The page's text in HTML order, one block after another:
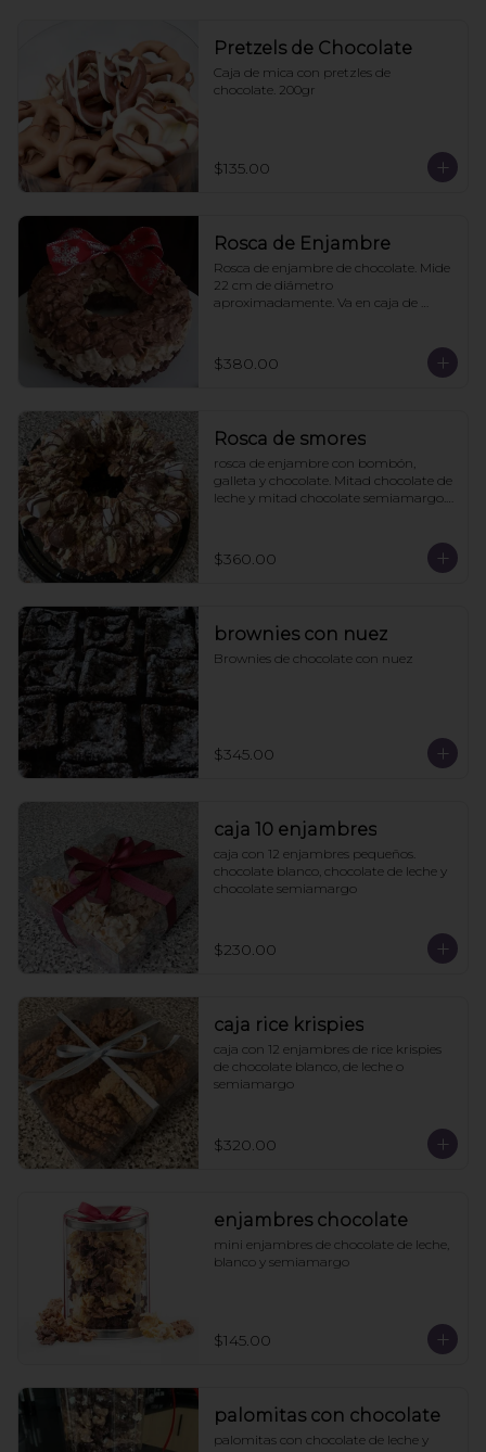
Pretzels de Chocolate
Caja de mica con pretzles de
chocolate. 200gr
$135.00
Rosca de Enjambre
Rosca de enjambre de chocolate. Mide
22 cm de diámetro
aproximadamente. Va en caja de
$380.00
Rosca de smores
rosca de enjambre con bombón,
galleta y chocolate. Mitad chocolate de
leche y mitad chocolate semiamargo.
$360.00
brownies con nuez
Brownies de chocolate con nuez
$345.00
caja 10 enjambres
caja con 12 enjambres pequeños.
chocolate blanco, chocolate de leche y
chocolate semiamargo
$230.00
caja rice krispies
caja con 12 enjambres de rice krispies
de chocolate blanco, de leche o
semiamargo
$320.00
enjambres chocolate
mini enjambres de chocolate de leche,
blanco y semiamargo
$145.00
palomitas con chocolate
palomitas con chocolate de leche y